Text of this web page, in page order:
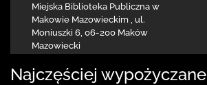
Miejska Biblioteka Publiczna w
Makowie Mazowieckim ul.
Moniuszki 6 06-200 Maków
Mazowiecki
Najczęściej wypożyczane